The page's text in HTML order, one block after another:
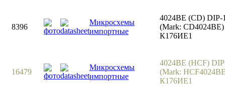
8396
Микросхемы
импортные
4024BE (CD) DIP-
(Mark:
К176ИЕ1
16479
Микросхемы
импортные
4024BE (HCF)
(Mark:
К176ИЕ1